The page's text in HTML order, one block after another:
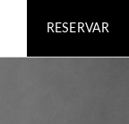
RESERVAR